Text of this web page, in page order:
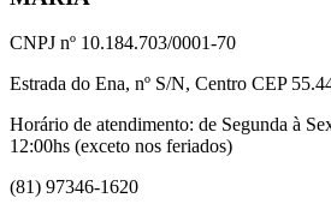
CNPJ nº 10.184.703/0001-70
Estrada do Ena, nº S/N, Centro CEP
Horário de atendimento: de Segunda à
12:00hs (exceto nos feriados)
(81) 97346-1620